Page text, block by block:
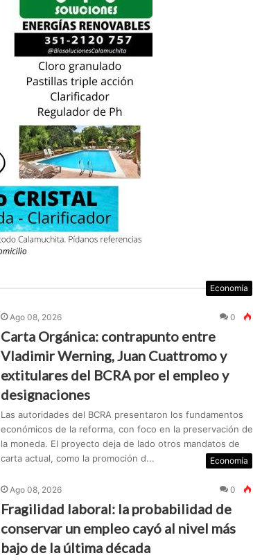
Economía
Ago 08, 2026 0
Carta Orgánica: contrapunto entre
Vladimir Werning, Juan Cuattromo y
extitulares del BCRA por el empleo y
designaciones
Las autoridades del BCRA presentaron los fundamentos
económicos de la reforma, con foco en la preservación de
la moneda. El proyecto deja de lado otros mandatos de
carta actual, como la promoción d...
Economía
Ago 08, 2026 0
Fragilidad laboral: la probabilidad de
conservar un empleo cayó al nivel más
bajo de la última década